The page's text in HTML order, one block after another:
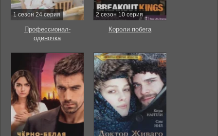
1 сезон 24 серия
Профессионал-
одиночка
2 сезон 10 серия
Короли побега